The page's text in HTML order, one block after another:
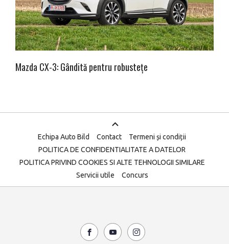
Mazda CX-3: Gândită pentru robustețe
Echipa Auto Bild Contact
Termeni și condiții
POLITICA DE CONFIDENTIALITATE A DATELOR
POLITICA PRIVIND COOKIES SI ALTE TEHNOLOGII SIMILARE
Servicii utile
Concurs